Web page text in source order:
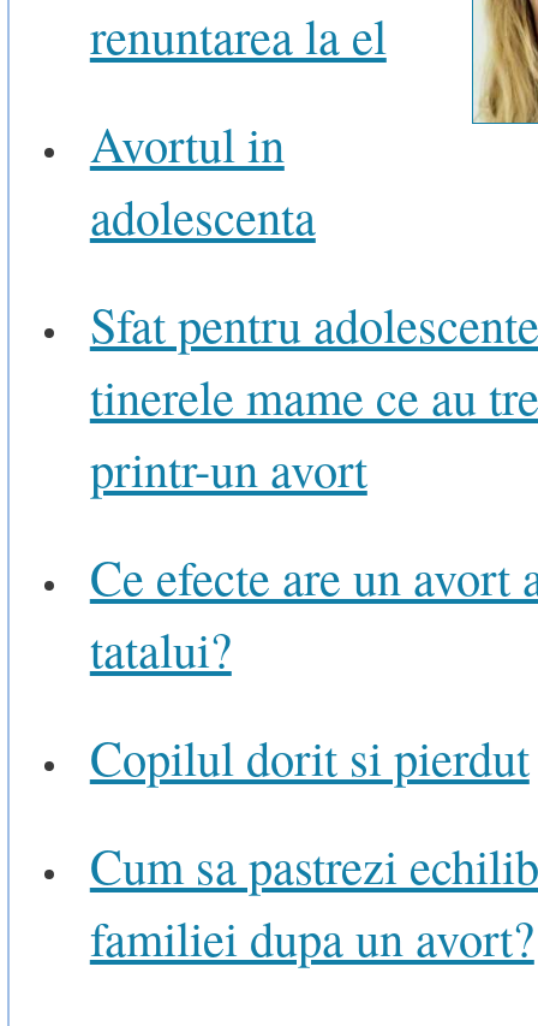
renuntarea la el
Avortul in
adolescenta
Sfat pentru
tinerele mame ce au
printr-un avort
Ce efecte are un avort
tatalui?
Copilul dorit si pierdut
Cum sa pastrezi
familiei dupa un avort?